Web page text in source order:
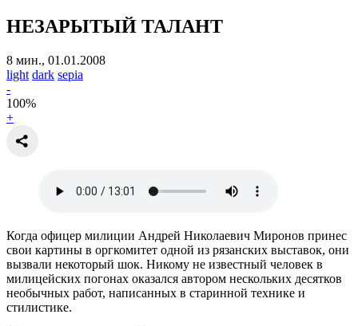
НЕЗАРЫТЫЙ ТАЛАНТ
8 мин., 01.01.2008
light dark sepia
-
100%
+
Когда офицер милиции Андрей Николаевич Миронов принес
свои картины в оргкомитет одной из рязанских выставок, они
вызвали некоторый шок. Никому не известный человек в
милицейских погонах оказался автором нескольких десятков
необычных работ, написанных в старинной технике и
стилистике.